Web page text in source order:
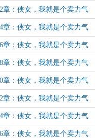
党（35）
章：侠女，我就是个卖力气
党（37）
章：侠女，我就是个卖力气
党（39）
章：侠女，我就是个卖力气
党（41）
章：侠女，我就是个卖力气
党（43）
章：侠女，我就是个卖力气
党（45）
章：侠女，我就是个卖力气
党（47）
章：侠女，我就是个卖力气
党（49）
章：侠女，我就是个卖力气